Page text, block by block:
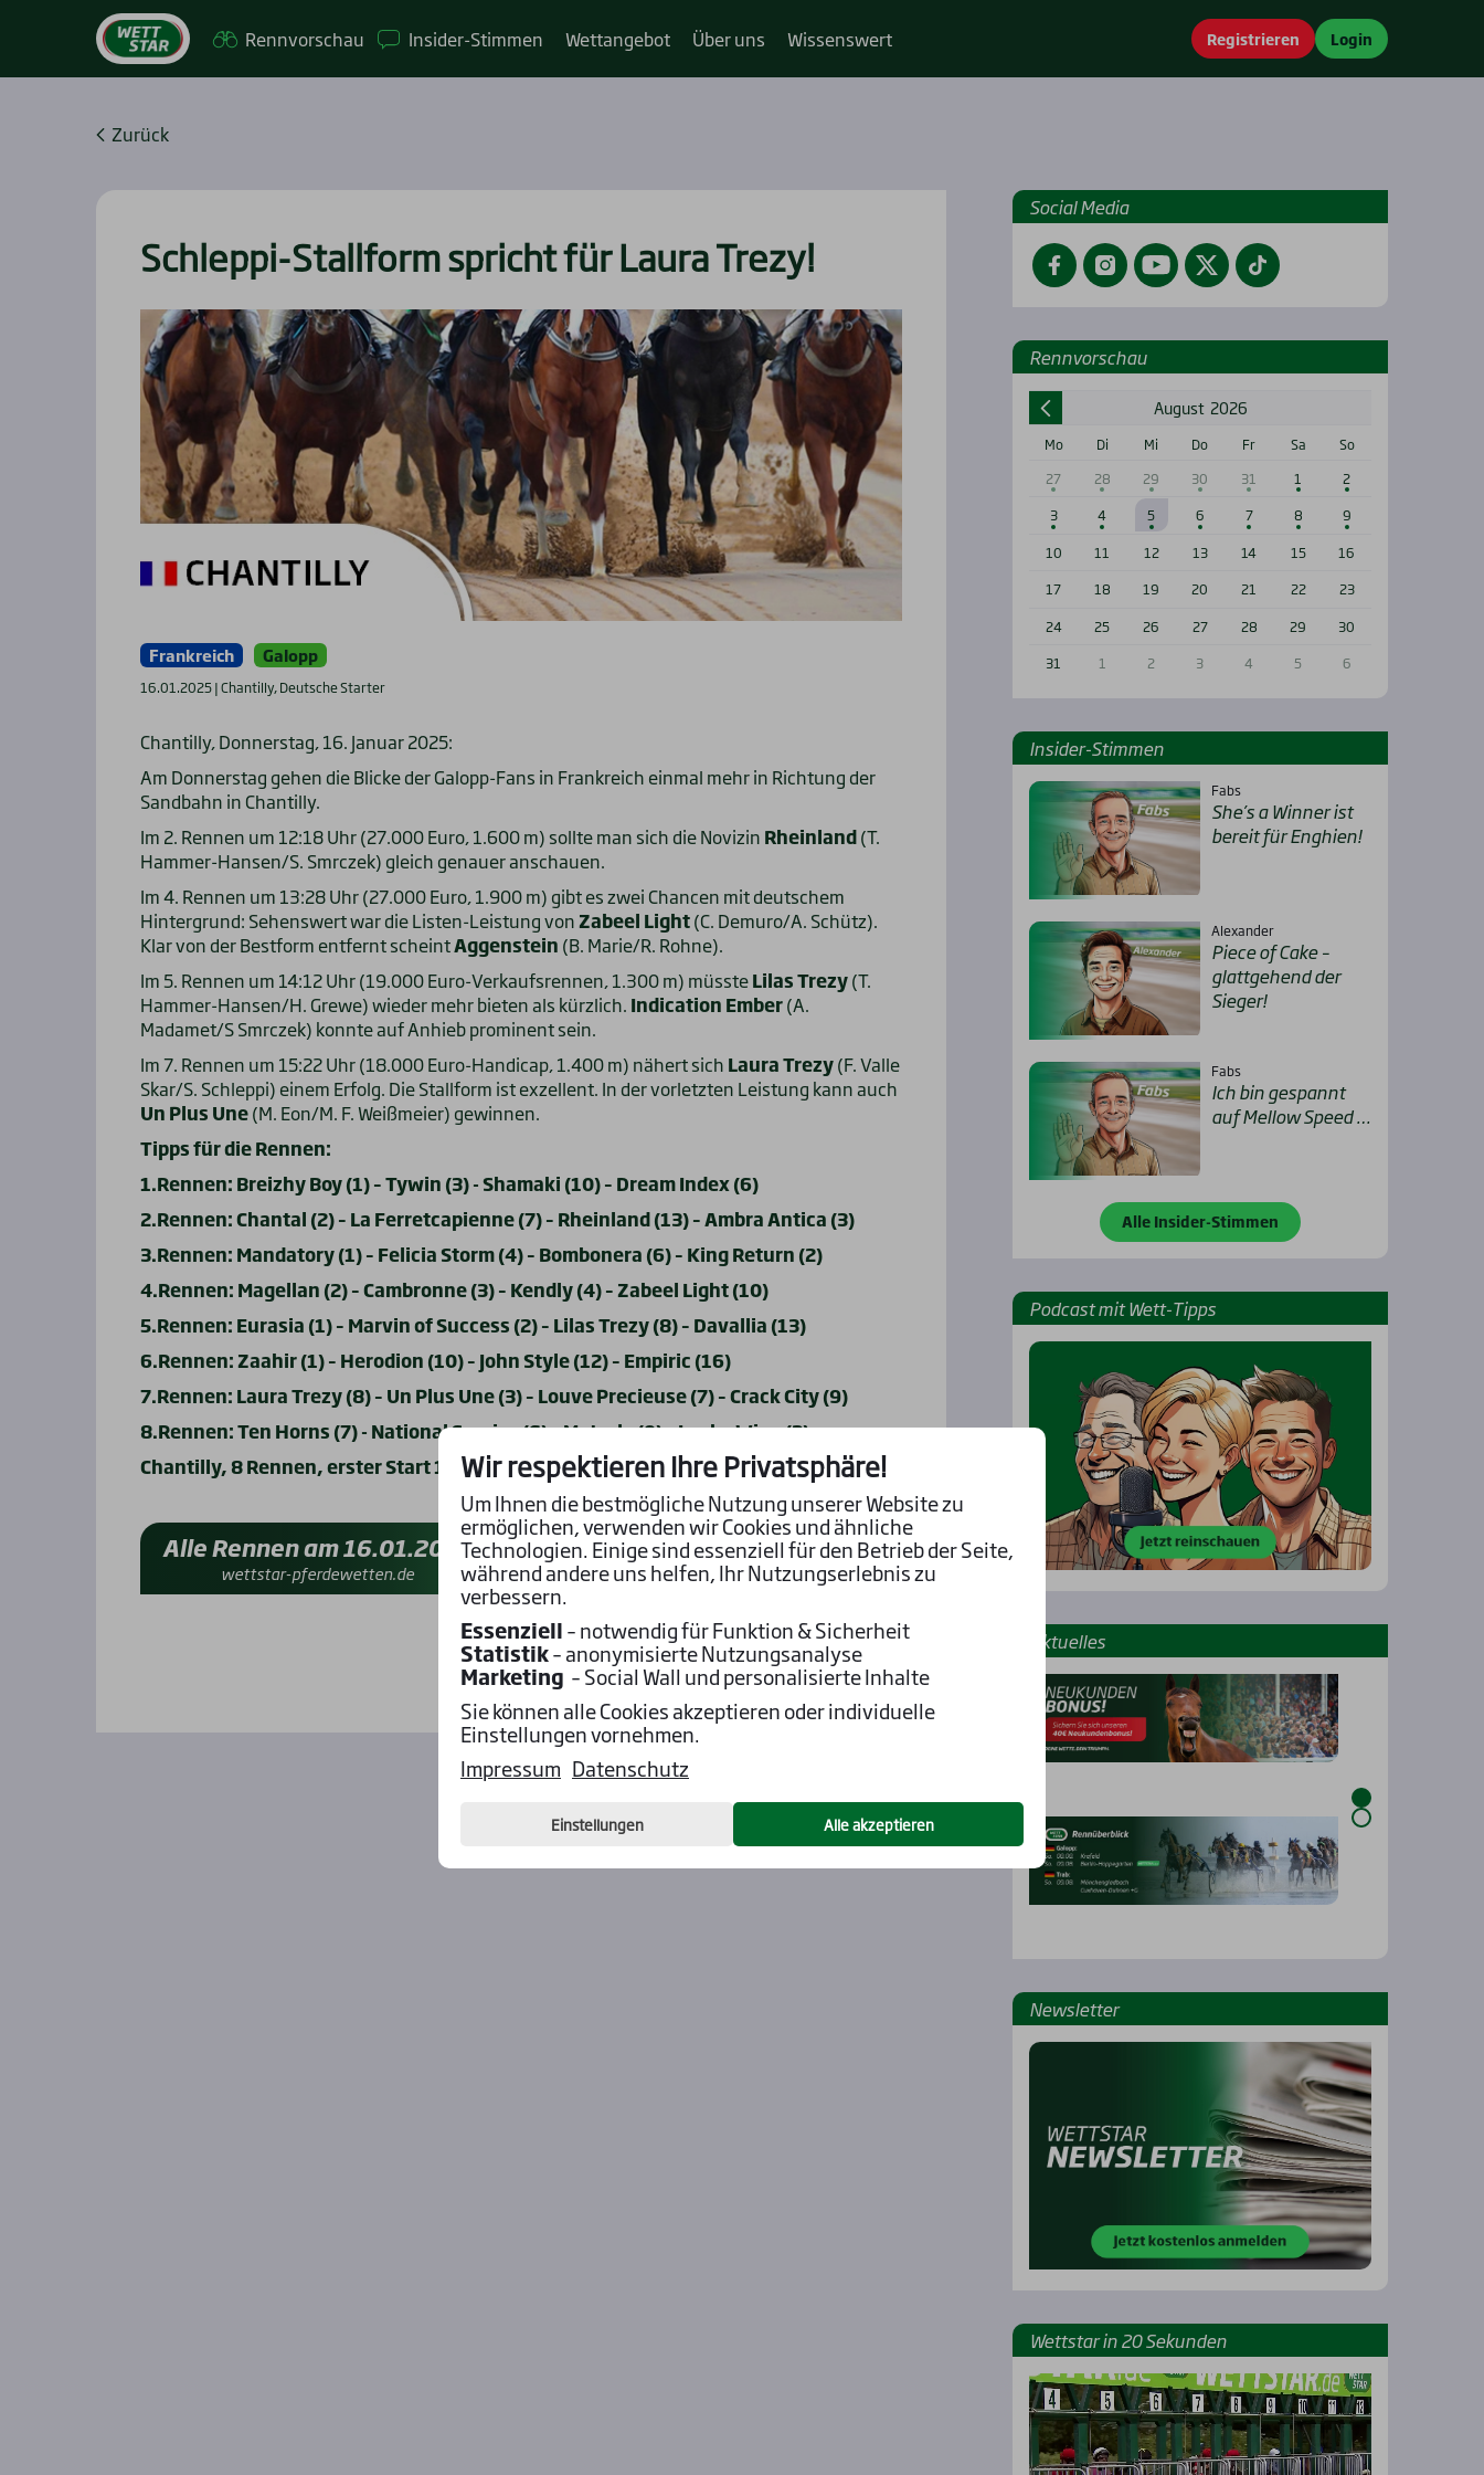
Renn­vor­schau Insi­­der-Stim­­men Wett­an­ge­bot Über uns Wis­sens­wert Registrieren Login
Zurück
Schlep­pi-Stall­form spricht für Lau­ra Tre­zy!
Frankreich Galopp
16.01.2025 | Chantilly, Deutsche Starter
Chantilly, Donnerstag, 16. Januar 2025:
Am Donnerstag gehen die Blicke der Galopp-Fans in Frankreich einmal mehr in Richtung der
Sandbahn in Chantilly.
Im 2. Rennen um 12:18 Uhr (27.000 Euro, 1.600 m) sollte man sich die Novizin Rheinland(T.
Hammer-Hansen/S. Smrczek) gleich genauer anschauen.
Im 4. Rennen um 13:28 Uhr (27.000 Euro, 1.900 m) gibt es zwei Chancen mit deutschem
Hintergrund: Sehenswert war die Listen-Leistung vonZabeel Light(C. Demuro/A. Schütz).
Klar von der Bestform entfernt scheintAggenstein (B. Marie/R. Rohne).
Im 5. Rennen um 14:12 Uhr (19.000 Euro-Verkaufsrennen, 1.300 m) müssteLilas Trezy(T.
Hammer-Hansen/H. Grewe) wieder mehr bieten als kürzlich. Indication Ember(A.
Madamet/S Smrczek) konnte auf Anhieb prominent sein.
Im 7. Rennen um 15:22 Uhr (18.000 Euro-Handicap, 1.400 m) nähert sich Laura Trezy(F. Valle
Skar/S. Schleppi) einem Erfolg. Die Stallform ist exzellent. In der vorletzten Leistung kann auch
Un Plus Une(M. Eon/M. F. Weißmeier) gewinnen.
Tipps für die Rennen:
1.Rennen: Breizhy Boy (1) – Tywin (3) - Shamaki (10) – Dream Index (6)
2.Rennen: Chantal (2) – La Ferretcapienne (7) – Rheinland (13) – Ambra Antica (3)
3.Rennen: Mandatory (1) – Felicia Storm (4) – Bombonera (6) – King Return (2)
4.Rennen: Magellan (2) – Cambronne (3) – Kendly (4) – Zabeel Light (10)
5.Rennen: Eurasia (1) – Marvin of Success (2) – Lilas Trezy (8) – Davallia (13)
6.Rennen: Zaahir (1) – Herodion (10) – John Style (12) – Empiric (16)
7.Rennen: Laura Trezy (8) – Un Plus Une (3) – Louve Precieuse (7) – Crack City (9)
8.Rennen: Ten Horns (7) - National Service (6) – Maturlo (9) – Lucky Wine (2)
Chantilly, 8 Rennen, erster Start 11:43 Uhr!
Alle Rennen am 16.01.2025
wettstar-pferdewetten.de
Social Media
FacebookInstagramYouTubeTwitterTikTok
Renn­vor­schau
August 2026
Mo Di Mi Do Fr Sa
So
27
28 29 30 31 1
2
3
4 5 6 7 8
9
10
11 12 13 14 15
16
17
18 19 20 21 22
23
24
25 26 27 28 29
30
31
1 2 3 4 5 6
Insi­der-Stim­men
Fabs
She’s a Win­ner ist
bereit für Eng­hien!
Alexander
Pie­ce of Cake –
glatt­ge­hend der
Sie­ger!
Fabs
Ich bin gespannt
auf Mel­low Speed …
Alle Insider-Stimmen
Pod­cast mit Wett-Tipps
Aktu­el­les
News­let­ter
Wett­star in 20 Sekun­den
Wir respektieren Ihre Privatsphäre!
Um Ihnen die bestmögliche Nutzung unserer Website zu
ermöglichen, verwenden wir Cookies und ähnliche
Technologien. Einige sind essenziell für den Betrieb der Seite,
während andere uns helfen, Ihr Nutzungserlebnis zu
verbessern.
Essenziell– notwendig für Funktion & Sicherheit
Statistik– anonymisierte Nutzungsanalyse
Marketing – Social Wall und personalisierte Inhalte
Sie können alle Cookies akzeptieren oder individuelle
Einstellungen vornehmen.
Impressum Datenschutz
Einstellungen Alle akzeptieren